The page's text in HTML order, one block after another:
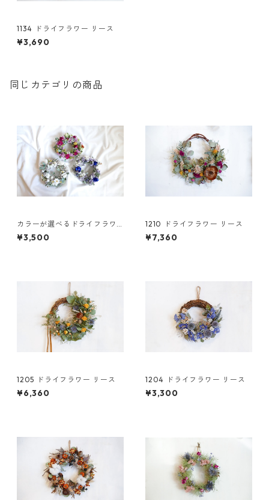
1134 ドライフラワー リース
¥3,690
同じカテゴリの商品
カラーが選べるドライフラワ
ーリースS
¥3,500
1210 ドライフラワー リース
¥7,360
1205 ドライフラワー リース
¥6,360
1204 ドライフラワー リース
¥3,300